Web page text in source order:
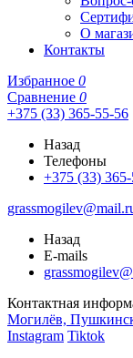
О
Контакты
Избранное 0
Сравнение 0
+375 (33) 365-55-56
Назад
Телефоны
+375 (33)
Назад
E-mails
Контактная
Могилёв,
Instagram Tiktok